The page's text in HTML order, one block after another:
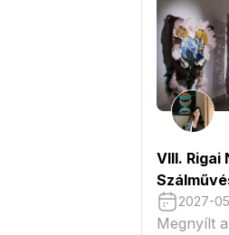
VIII.
2027-
Megnyílt